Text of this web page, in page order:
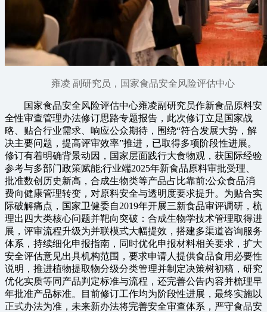
雍凌 副研究员，国家食品安全风险评估中心
国家食品安全风险评估中心雍凌副研究员作新食品原料安
全性审查管理办法修订思路专题报告，此次修订立足国家战
略、贴合行业需求、响应公众期待，围绕“符合发展大势，解
决主要问题，提高评审效率”推进，已取得多项阶段性进展。
修订有着明确背景动因，国家层面践行大食物观，获国际经验
参考与多部门政策赋能;行业端2025年新食品原料审批受理、
批准数创历史新高，合成生物类等产品占比靠前;公众食品消
费向健康管理转变，对原料安全与透明度要求提升。为贴合实
际破解痛点，国家卫健委自2019年开展三新食品审评调研，梳
理出四大类核心问题并靶向突破：合成生物学技术管理取得进
展，评审流程升级为并联模式大幅提效，搭建多渠道咨询服务
体系，持续细化申报指南，同时优化申报材料相关要求，扩大
安全评估意见出具机构范围，要求申请人提供食品食用必要性
说明，推进植物提取物分级分类管理并制定决策树初稿，研究
优化实质等同产品判定标准与流程，还完善公告内容并梳理早
年批准产品标准。目前修订工作均为阶段性进展，最终实施以
正式办法为准，未来新办法将完善安全审查体系，严守食品安